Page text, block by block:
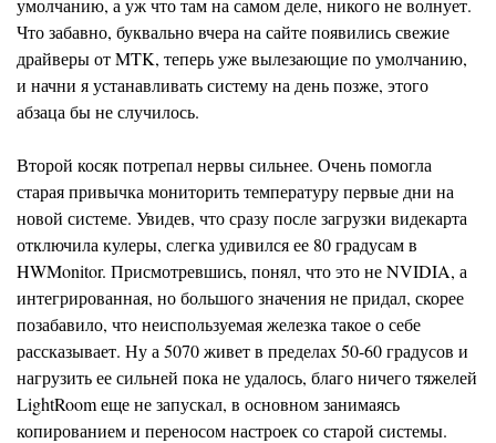
умолчанию, а уж что там на самом деле, никого не волнует.
Что забавно, буквально вчера на сайте появились свежие
драйверы от MTK, теперь уже вылезающие по умолчанию,
и начни я устанавливать систему на день позже, этого
абзаца бы не случилось.
Второй косяк потрепал нервы сильнее. Очень помогла
старая привычка мониторить температуру первые дни на
новой системе. Увидев, что сразу после загрузки видекарта
отключила кулеры, слегка удивился ее 80 градусам в
HWMonitor. Присмотревшись, понял, что это не NVIDIA, а
интегрированная, но большого значения не придал, скорее
позабавило, что неиспользуемая железка такое о себе
рассказывает. Ну а 5070 живет в пределах 50-60 градусов и
нагрузить ее сильней пока не удалось, благо ничего тяжелей
LightRoom еще не запускал, в основном занимаясь
копированием и переносом настроек со старой системы.